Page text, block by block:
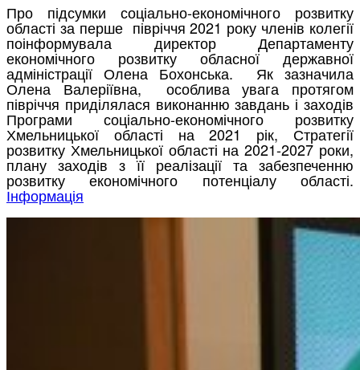
Про підсумки соціально-економічного розвитку
області за перше півріччя 2021 року членів колегії
поінформувала директор Департаменту
економічного розвитку обласної державної
адміністрації Олена Бохонська. Як зазначила
Олена Валеріївна, особлива увага протягом
півріччя приділялася виконанню завдань і заходів
Програми соціально-економічного розвитку
Хмельницької області на 2021 рік, Стратегії
розвитку Хмельницької області на 2021-2027 роки,
плану заходів з її реалізації та забезпеченню
розвитку економічного потенціалу області.
Інформація